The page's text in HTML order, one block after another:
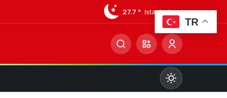
27.7 ° Istanbul
Mod
değiştir
TR